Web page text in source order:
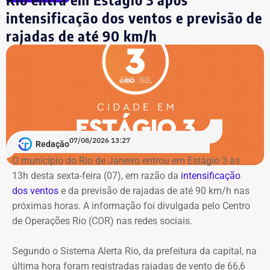
propósito de ser uma resistência popular contra a
escravidão. A revolta, entretanto, durou poucas horas,
pois os integrantes foram duramente reprimidos pelas
autoridades da época.
Além disso, em julho de 2025, as pesquisadoras Lisa Earl
Castilho, doutora em Letras, e a historiadora Wlamyra
Albuquerque, professora da Universidade Federal da
Bahia (UFBA), descobriram no Acervo Público da Bahia
doscumentos que comprovam que Luíza foi mãe do
advogado e jornalista Luiz Gama, um dos principais
abolicionistas do Brasil no século XIX.
Também receberão iluminação especial o edifício do
DER-RJ, a sede da Secretaria de Estado de Transportes e
Mobilidade Urbana, o HemoRio, em Copacabana, o
Quartel-General da Polícia Militar, o Centro Integrado de
Comando e Controle (CICC), unidades estaduais de saúde
e educação e diversos equipamentos culturais.
O Cristo Redentor também será iluminado em lilás em
homenagem aos 20 anos da Lei Maria da Penha.
Como buscar ajuda
Ligue 180 – Central de Atendimento à Mulher
Aplicativo Rede Mulher
(DEAMs)
Centros Especializados de Atendimento à Mulher
intensificação dos ventos e previsão de
rajadas de até 90 km/h
Redação07/08/2026 13:27
O município do Rio de Janeiro entrou em Estágio 3 às
13h desta sexta-feira (07), em razão da intensificação
dos ventos e da previsão de rajadas de até 90 km/h nas
próximas horas. A informação foi divulgada pelo Centro
de Operações Rio (COR) nas redes sociais.
Segundo o Sistema Alerta Rio, da prefeitura da capital, na
última hora foram registradas rajadas de vento de 66,6